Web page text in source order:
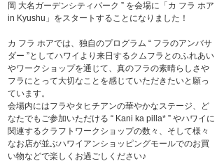
岡 大名ガーデンシティパーク ” を会場に「カ フラ ホア
in Kyushu」をスタートすることになりました！
カ フラ ホアでは、独自のプログラム “ フラのアンバサ
ダー ”としてハワイより来日するクムフラとのふれあい
やワークショップを通じて、 真のフラの素晴らしさや
フラにとって大切なことを感じていただきたいと願っ
ています。
会場内にはフラやタヒチアンの華やかなステージ、ど
なたでもご参加いただける “ Kani ka pilla* ” やハワイに
関連するクラフトワークショップの数々、 そして様々
なお店が並ぶハワイアンショッピングモールでのお買
い物などで楽しくお過ごしください♪